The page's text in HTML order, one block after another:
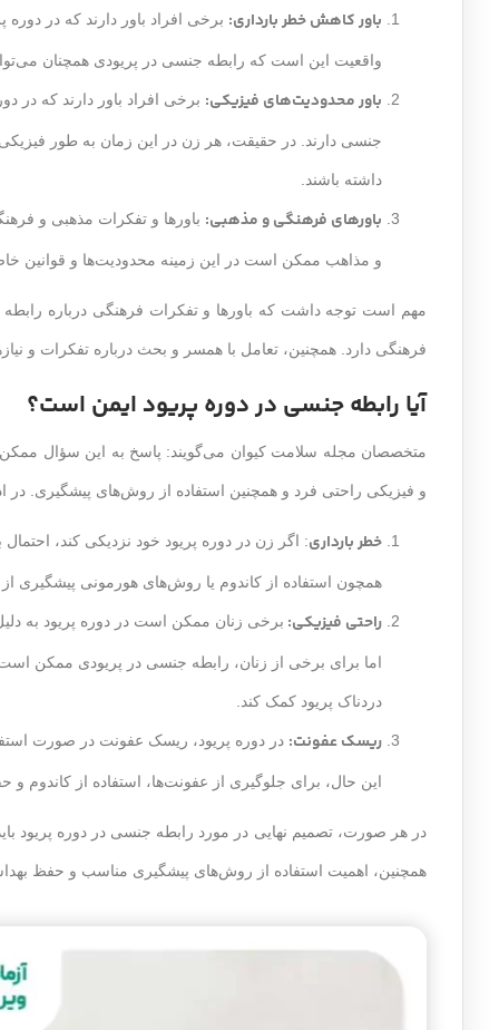
باور کاهش خطر بارداری: برخی افراد باور دارند که در
واقعیت این است که رابطه جنسی در پریودی همچنان
باور محدودیت‌های فیزیکی: برخی افراد باور دارند که در
جنسی دارند. در حقیقت، هر زن در این زمان به طور
داشته باشند.
باورهای فرهنگی و مذهبی: باورها و تفکرات مذهبی و
و مذاهب ممکن است در این زمینه محدودیت‌ها و قوانین
مهم است توجه داشت که باورها و تفکرات فرهنگی درباره
فرهنگی دارد. همچنین، تعامل با همسر و بحث درباره تفکرات و
آیا رابطه جنسی در دوره پریود ایمن است؟
متخصصان مجله سلامت کیوان می‌گویند: پاسخ به این سؤال
و فیزیکی راحتی فرد و همچنین استفاده از روش‌های پیشگیری. در
خطر بارداری: اگر زن در دوره پریود خود نزدیکی کند،
همچون استفاده از کاندوم یا روش‌های هورمونی پیشگیری
راحتی فیزیکی: برخی زنان ممکن است در دوره پریود به
اما برای برخی از زنان، رابطه جنسی در پریودی ممکن
دردناک پریود کمک کند.
ریسک عفونت: در دوره پریود، ریسک عفونت در صورت
این حال، برای جلوگیری از عفونت‌ها، استفاده از
در هر صورت، تصمیم نهایی در مورد رابطه جنسی در دوره
همچنین، اهمیت استفاده از روش‌های پیشگیری مناسب و حفظ